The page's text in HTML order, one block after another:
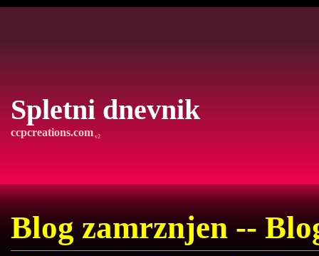
Spletni dnevnik
ccpcreations.com v2
Blog zamrznjen --